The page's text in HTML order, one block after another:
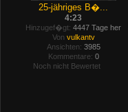
25-jähriges B�...
4:23
Hinzugef�gt: 4447 Tage her
Von vulkantv
Ansichten: 3985
Kommentare: 0
Noch nicht Bewertet